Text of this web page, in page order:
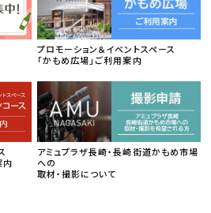
プロモーション＆イベントスペース
「かもめ広場」ご利用案内
内
アミュプラザ長崎・長崎街道かもめ市場
への
取材・撮影について